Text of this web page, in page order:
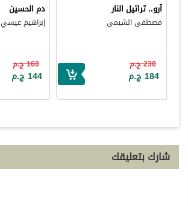
آرو.. تراتيل النار
مصطفى الشيمى
230 ج.م
184 ج.م
دم الحسين
إبراهيم عيسي
160 ج.م
144 ج.م
شارك بتعليقك